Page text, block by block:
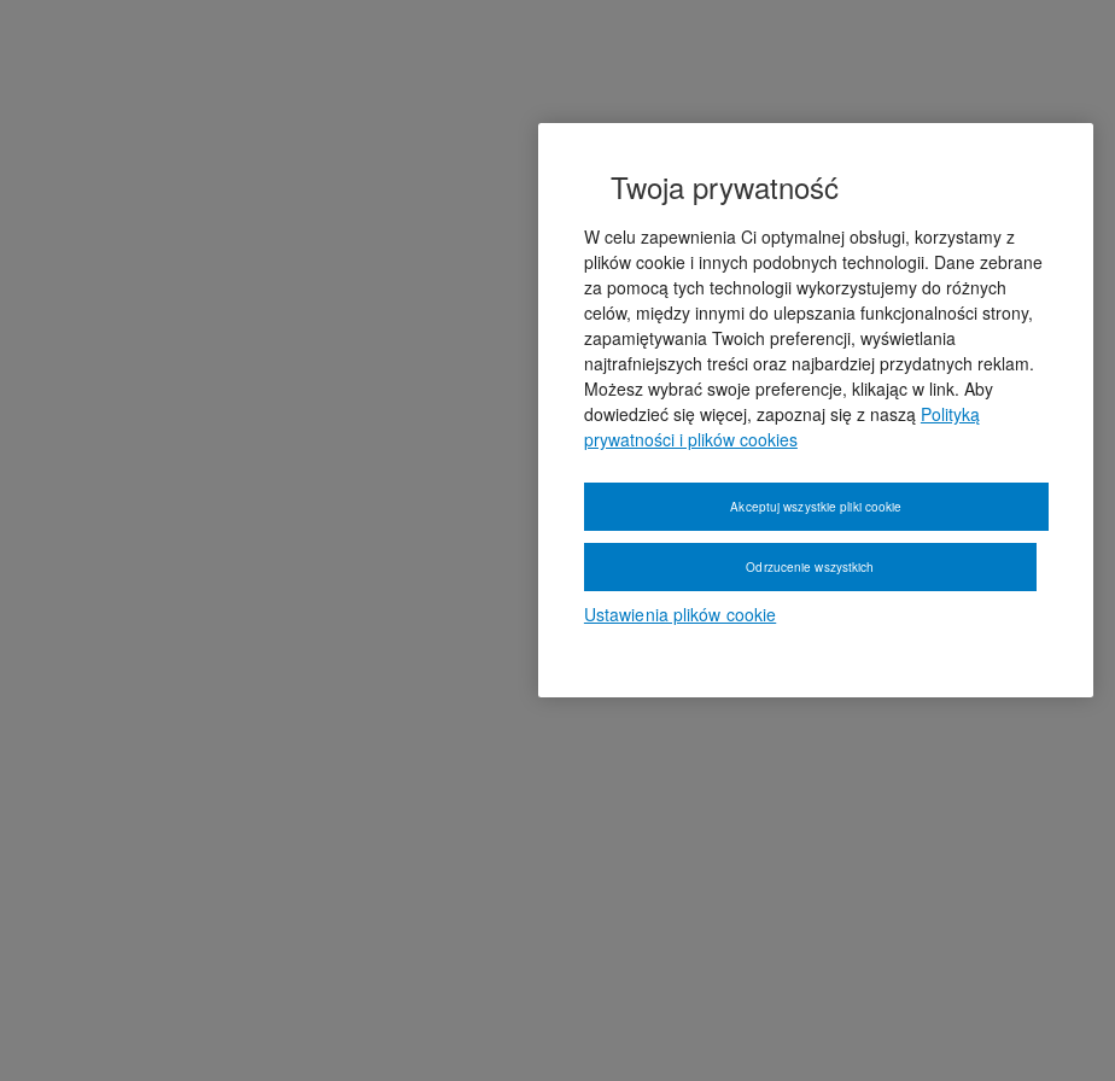
Twoja prywatność
W celu zapewnienia Ci optymalnej obsługi, korzystamy z
plików cookie i innych podobnych technologii. Dane zebrane
za pomocą tych technologii wykorzystujemy do różnych
celów, między innymi do ulepszania funkcjonalności strony,
zapamiętywania Twoich preferencji, wyświetlania
najtrafniejszych treści oraz najbardziej przydatnych reklam.
Możesz wybrać swoje preferencje, klikając w link. Aby
dowiedzieć się więcej, zapoznaj się z naszą Polityką
prywatności i plików cookies
Ustawienia plików cookie
Odrzucenie wszystkich
Akceptuj wszystkie pliki cookie